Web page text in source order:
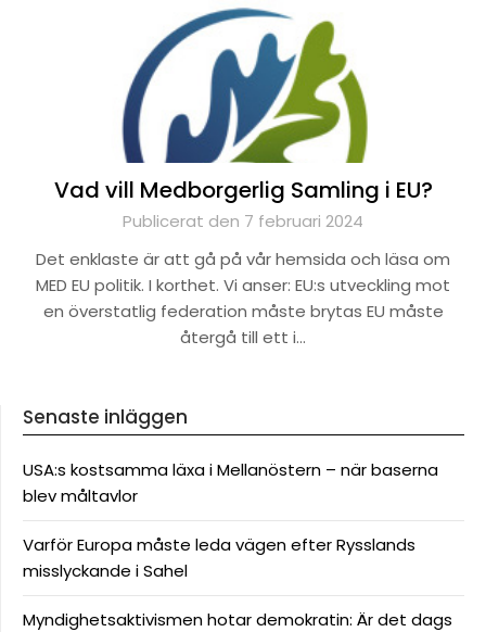
Vad vill Medborgerlig Samling i EU?
Publicerat den 7 februari 2024
Det enklaste är att gå på vår hemsida och läsa om
MED EU politik. I korthet. Vi anser: EU:s utveckling mot
en överstatlig federation måste brytas EU måste
återgå till ett i…
Senaste inläggen
USA:s kostsamma läxa i Mellanöstern – när baserna
blev måltavlor
Varför Europa måste leda vägen efter Rysslands
misslyckande i Sahel
Myndighetsaktivismen hotar demokratin: Är det dags